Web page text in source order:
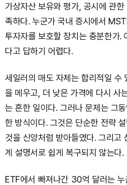
가상자산 보유와 평가, 공시에 관
족하다. 누군가 국내 증시에서
투자자를 보호할 장치는 충분한가.
다고 답하기 어렵다.
세일러의 매도 자체는 합리적일 수
을 메우고, 더 낮은 가격에 다시 사
는 흔한 일이다. 그러나 문제는 그
한 방식이다. 그것은 단순한 전략
것을 신앙처럼 받아들였다. 그리고
계 설명서로 쉽게 복구되지 않는다.
ETF에서 빠져나간 30억 달러는